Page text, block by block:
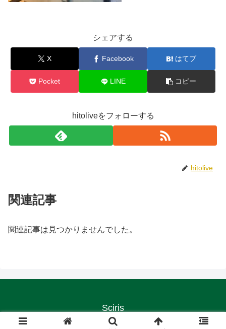
シェアする
X Facebook はてブ
Pocket LINE コピー
hitoliveをフォローする
hitolive
関連記事
関連記事は見つかりませんでした。
Sciris
© 2020 Sciris.